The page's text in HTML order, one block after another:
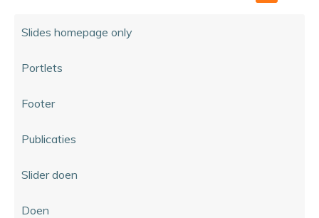
Slides homepage only
Portlets
Footer
Publicaties
Slider doen
Doen